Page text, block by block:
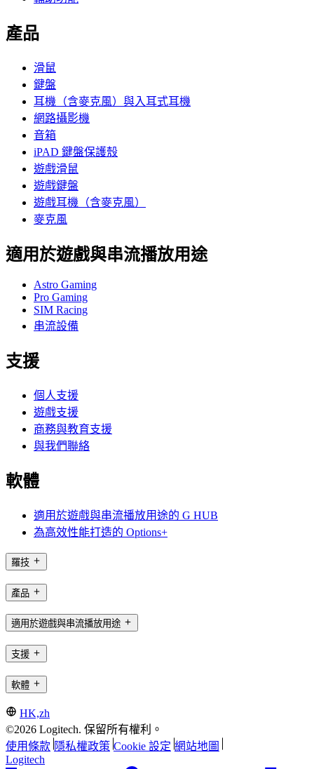
產品
滑鼠
鍵盤
耳機（含麥克風）與入耳式耳機
網路攝影機
音箱
iPAD 鍵盤保護殼
遊戲滑鼠
遊戲鍵盤
遊戲耳機（含麥克風）
麥克風
適用於遊戲與串流播放用途
Astro Gaming
Pro Gaming
SIM Racing
串流設備
支援
個人支援
遊戲支援
商務與教育支援
與我們聯絡
軟體
適用於遊戲與串流播放用途的 G HUB
為高效性能打造的 Options+
羅技
產品
適用於遊戲與串流播放用途
支援
軟體
HK,zh
©2026 Logitech. 保留所有權利。
使用條款 隱私權政策 Cookie 設定 網站地圖
Logitech